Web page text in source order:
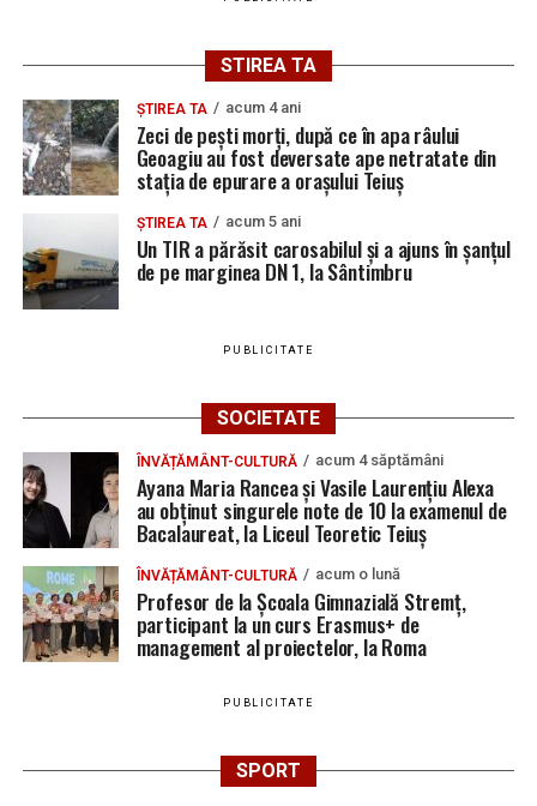
STIREA TA
ȘTIREA TA acum 4 ani
Zeci de pești morți, după ce în apa râului
Geoagiu au fost deversate ape netratate din
stația de epurare a orașului Teiuș
ȘTIREA TA acum 5 ani
Un TIR a părăsit carosabilul și a ajuns în șanțul
de pe marginea DN 1, la Sântimbru
PUBLICITATE
SOCIETATE
ÎNVĂȚĂMÂNT-CULTURĂ acum 4 săptămâni
Ayana Maria Rancea și Vasile Laurențiu Alexa
au obținut singurele note de 10 la examenul de
Bacalaureat, la Liceul Teoretic Teiuș
ÎNVĂȚĂMÂNT-CULTURĂ acum o lună
Profesor de la Școala Gimnazială Stremț,
participant la un curs Erasmus+ de
management al proiectelor, la Roma
PUBLICITATE
SPORT